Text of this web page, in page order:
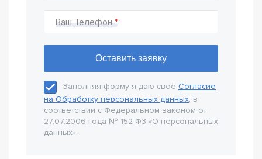
Ваш Телефон
Заполняя форму я даю своё Согласие
на Обработку персональных данных, в
соответствии с Федеральном законом от
27.07.2006 года № 152-Ф3 «О персональных
данных».